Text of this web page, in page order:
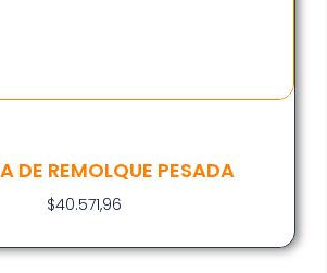
DE REMOLQUE PESADA
$40.571,96